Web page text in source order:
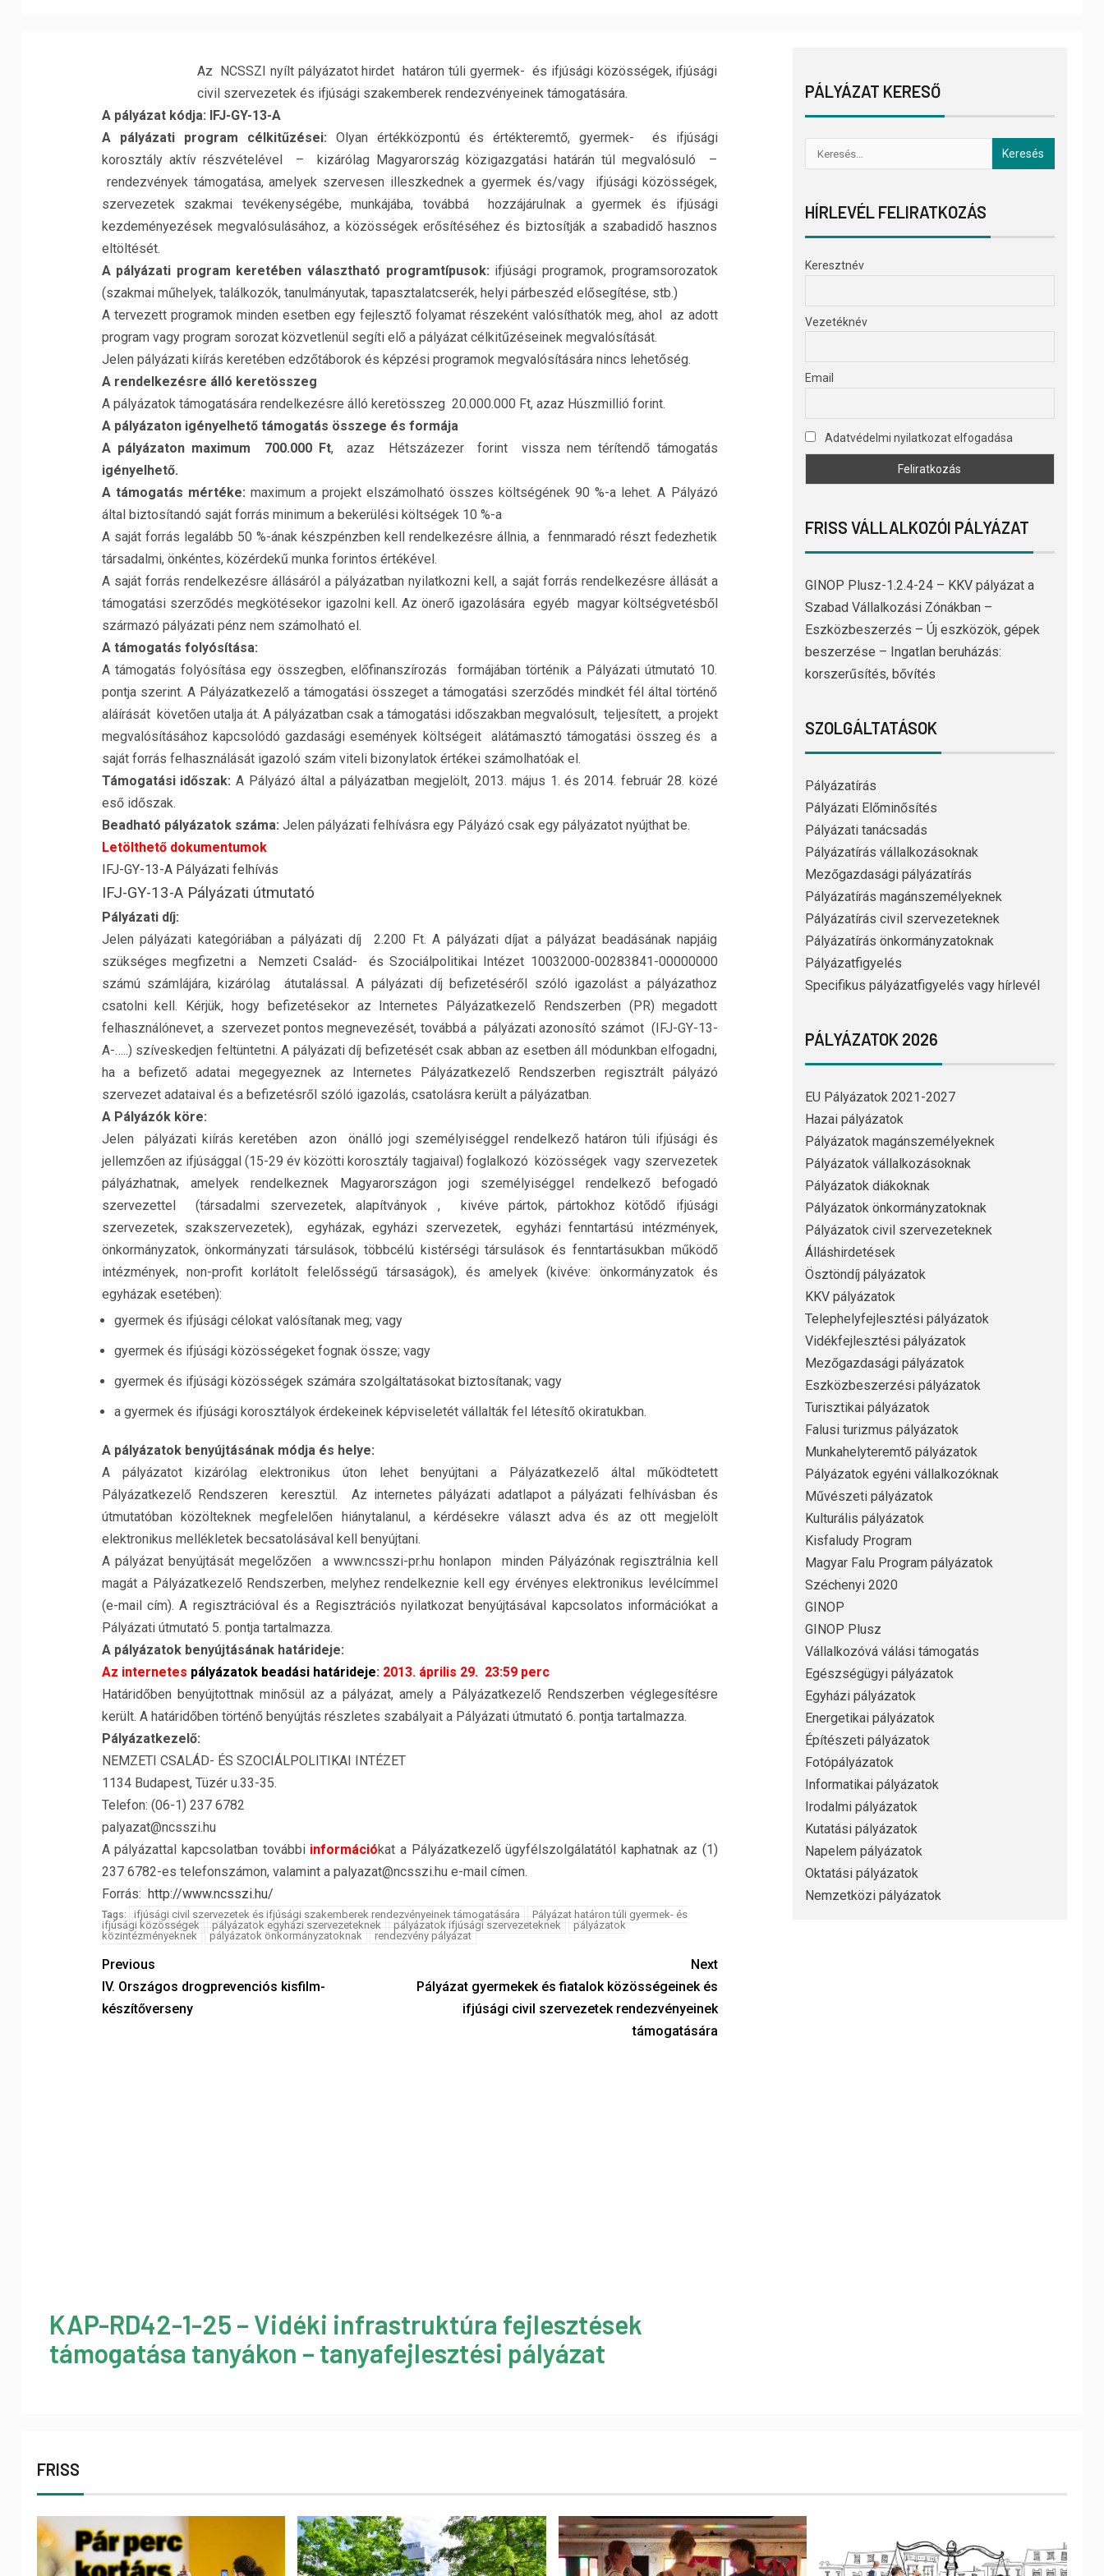
Az NCSSZI nyílt pályázatot hirdet határon túli gyermek- és ifjúsági közösségek, ifjúsági
civil szervezetek és ifjúsági szakemberek rendezvényeinek támogatására.
A pályázat kódja: IFJ-GY-13-A
A pályázati program célkitűzései: Olyan értékközpontú és értékteremtő, gyermek- és ifjúsági
korosztály aktív részvételével – kizárólag Magyarország közigazgatási határán túl megvalósuló –
rendezvények támogatása, amelyek szervesen illeszkednek a gyermek és/vagy ifjúsági közösségek,
szervezetek szakmai tevékenységébe, munkájába, továbbá hozzájárulnak a gyermek és ifjúsági
kezdeményezések megvalósulásához, a közösségek erősítéséhez és biztosítják a szabadidő hasznos
eltöltését.
A pályázati program keretében választható programtípusok: ifjúsági programok, programsorozatok
(szakmai műhelyek, találkozók, tanulmányutak, tapasztalatcserék, helyi párbeszéd elősegítése, stb.)
A tervezett programok minden esetben egy fejlesztő folyamat részeként valósíthatók meg, ahol az adott
program vagy program sorozat közvetlenül segíti elő a pályázat célkitűzéseinek megvalósítását.
Jelen pályázati kiírás keretében edzőtáborok és képzési programok megvalósítására nincs lehetőség.
A rendelkezésre álló keretösszeg
A pályázatok támogatására rendelkezésre álló keretösszeg 20.000.000 Ft, azaz Húszmillió forint.
A pályázaton igényelhető támogatás összege és formája
A pályázaton maximum 700.000 Ft, azaz Hétszázezer forint vissza nem térítendő támogatás
igényelhető.
A támogatás mértéke: maximum a projekt elszámolható összes költségének 90 %-a lehet. A Pályázó
által biztosítandó saját forrás minimum a bekerülési költségek 10 %-a
A saját forrás legalább 50 %-ának készpénzben kell rendelkezésre állnia, a fennmaradó részt fedezhetik
társadalmi, önkéntes, közérdekű munka forintos értékével.
A saját forrás rendelkezésre állásáról a pályázatban nyilatkozni kell, a saját forrás rendelkezésre állását a
támogatási szerződés megkötésekor igazolni kell. Az önerő igazolására egyéb magyar költségvetésből
származó pályázati pénz nem számolható el.
A támogatás folyósítása:
A támogatás folyósítása egy összegben, előfinanszírozás formájában történik a Pályázati útmutató 10.
pontja szerint. A Pályázatkezelő a támogatási összeget a támogatási szerződés mindkét fél által történő
aláírását követően utalja át. A pályázatban csak a támogatási időszakban megvalósult, teljesített, a projekt
megvalósításához kapcsolódó gazdasági események költségeit alátámasztó támogatási összeg és a
saját forrás felhasználását igazoló szám viteli bizonylatok értékei számolhatóak el.
Támogatási időszak:A Pályázó által a pályázatban megjelölt, 2013. május 1. és 2014. február 28. közé
eső időszak.
Beadható pályázatok száma: Jelen pályázati felhívásra egy Pályázó csak egy pályázatot nyújthat be.
Letölthető dokumentumok
IFJ-GY-13-A Pályázati felhívás
IFJ-GY-13-A Pályázati útmutató
Pályázati díj:
Jelen pályázati kategóriában a pályázati díj 2.200 Ft. A pályázati díjat a pályázat beadásának napjáig
szükséges megfizetni a Nemzeti Család- és Szociálpolitikai Intézet 10032000-00283841-00000000
számú számlájára, kizárólag átutalással. A pályázati díj befizetéséről szóló igazolást a pályázathoz
csatolni kell. Kérjük, hogy befizetésekor az Internetes Pályázatkezelő Rendszerben (PR) megadott
felhasználónevet, a szervezet pontos megnevezését, továbbá a pályázati azonosító számot (IFJ-GY-13-
A-…..) szíveskedjen feltüntetni. A pályázati díj befizetését csak abban az esetben áll módunkban elfogadni,
ha a befizető adatai megegyeznek az Internetes Pályázatkezelő Rendszerben regisztrált pályázó
szervezet adataival és a befizetésről szóló igazolás, csatolásra került a pályázatban.
A Pályázók köre:
Jelen pályázati kiírás keretében azon önálló jogi személyiséggel rendelkező határon túli ifjúsági és
jellemzően az ifjúsággal (15-29 év közötti korosztály tagjaival) foglalkozó közösségek vagy szervezetek
pályázhatnak, amelyek rendelkeznek Magyarországon jogi személyiséggel rendelkező befogadó
szervezettel (társadalmi szervezetek, alapítványok , kivéve pártok, pártokhoz kötődő ifjúsági
szervezetek, szakszervezetek), egyházak, egyházi szervezetek, egyházi fenntartású intézmények,
önkormányzatok, önkormányzati társulások, többcélú kistérségi társulások és fenntartásukban működő
intézmények, non-profit korlátolt felelősségű társaságok), és amelyek (kivéve: önkormányzatok és
egyházak esetében):
gyermek és ifjúsági célokat valósítanak meg; vagy
gyermek és ifjúsági közösségeket fognak össze; vagy
gyermek és ifjúsági közösségek számára szolgáltatásokat biztosítanak; vagy
a gyermek és ifjúsági korosztályok érdekeinek képviseletét vállalták fel létesítő okiratukban.
A pályázatok benyújtásának módja és helye:
A pályázatot kizárólag elektronikus úton lehet benyújtani a Pályázatkezelő által működtetett
Pályázatkezelő Rendszeren keresztül. Az internetes pályázati adatlapot a pályázati felhívásban és
útmutatóban közölteknek megfelelően hiánytalanul, a kérdésekre választ adva és az ott megjelölt
elektronikus mellékletek becsatolásával kell benyújtani.
A pályázat benyújtását megelőzően a www.ncsszi-pr.hu honlapon minden Pályázónak regisztrálnia kell
magát a Pályázatkezelő Rendszerben, melyhez rendelkeznie kell egy érvényes elektronikus levélcímmel
(e-mail cím). A regisztrációval és a Regisztrációs nyilatkozat benyújtásával kapcsolatos információkat a
Pályázati útmutató 5. pontja tartalmazza.
A pályázatok benyújtásának határideje:
Az internetes pályázatok beadási határideje: 2013. április 29. 23:59 perc
Határidőben benyújtottnak minősül az a pályázat, amely a Pályázatkezelő Rendszerben véglegesítésre
került. A határidőben történő benyújtás részletes szabályait a Pályázati útmutató 6. pontja tartalmazza.
Pályázatkezelő:
NEMZETI CSALÁD- ÉS SZOCIÁLPOLITIKAI INTÉZET
1134 Budapest, Tüzér u.33-35.
Telefon: (06-1) 237 6782
palyazat@ncsszi.hu
A pályázattal kapcsolatban továbbiinformációkat a Pályázatkezelő ügyfélszolgálatától kaphatnak az (1)
237 6782-es telefonszámon, valamint a palyazat@ncsszi.hu e-mail címen.
Forrás: http://www.ncsszi.hu/
Tags: ifjúsági civil szervezetek és ifjúsági szakemberek rendezvényeinek támogatására
Pályázat határon túli gyermek- és
ifjúsági közösségek
pályázatok egyházi szervezeteknek pályázatok ifjúsági szervezeteknek
pályázatok
közintézményeknek
pályázatok önkormányzatoknak rendezvény pályázat
Previous
IV. Országos drogprevenciós kisfilm-
készítőverseny
Next
Pályázat gyermekek és fiatalok közösségeinek és
ifjúsági civil szervezetek rendezvényeinek
támogatására
KAP-RD42-1-25 – Vidéki infrastruktúra fejlesztések
támogatása tanyákon – tanyafejlesztési pályázat
PÁLYÁZAT KERESŐ
HÍRLEVÉL FELIRATKOZÁS
Keresztnév
Vezetéknév
Email
Adatvédelmi nyilatkozat elfogadása
FRISS VÁLLALKOZÓI PÁLYÁZAT
GINOP Plusz-1.2.4-24 – KKV pályázat a
Szabad Vállalkozási Zónákban –
Eszközbeszerzés – Új eszközök, gépek
beszerzése – Ingatlan beruházás:
korszerűsítés, bővítés
SZOLGÁLTATÁSOK
Pályázatírás
Pályázati Előminősítés
Pályázati tanácsadás
Pályázatírás vállalkozásoknak
Mezőgazdasági pályázatírás
Pályázatírás magánszemélyeknek
Pályázatírás civil szervezeteknek
Pályázatírás önkormányzatoknak
Pályázatfigyelés
Specifikus pályázatfigyelés vagy hírlevél
PÁLYÁZATOK 2026
EU Pályázatok 2021-2027
Hazai pályázatok
Pályázatok magánszemélyeknek
Pályázatok vállalkozásoknak
Pályázatok diákoknak
Pályázatok önkormányzatoknak
Pályázatok civil szervezeteknek
Álláshirdetések
Ösztöndíj pályázatok
KKV pályázatok
Telephelyfejlesztési pályázatok
Vidékfejlesztési pályázatok
Mezőgazdasági pályázatok
Eszközbeszerzési pályázatok
Turisztikai pályázatok
Falusi turizmus pályázatok
Munkahelyteremtő pályázatok
Pályázatok egyéni vállalkozóknak
Művészeti pályázatok
Kulturális pályázatok
Kisfaludy Program
Magyar Falu Program pályázatok
Széchenyi 2020
GINOP
GINOP Plusz
Vállalkozóvá válási támogatás
Egészségügyi pályázatok
Egyházi pályázatok
Energetikai pályázatok
Építészeti pályázatok
Fotópályázatok
Informatikai pályázatok
Irodalmi pályázatok
Kutatási pályázatok
Napelem pályázatok
Oktatási pályázatok
Nemzetközi pályázatok
FRISS